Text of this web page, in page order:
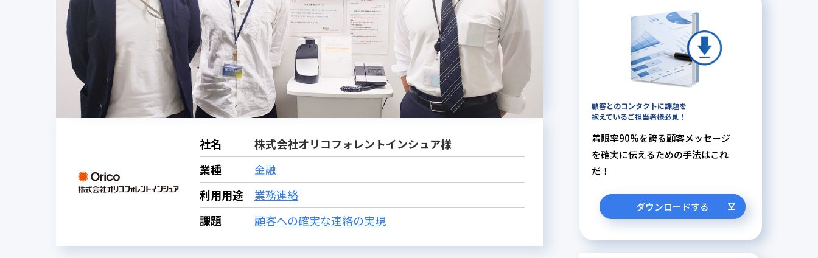
社名
株式会社オリコフォレントインシュア様
業種
金融
利用用途
業務連絡
課題
顧客への確実な連絡の実現
顧客とのコンタクトに課題を
抱えているご担当者様必見！
着眼率90%を誇る顧客メッセージ
を確実に伝えるための手法はこれ
だ！
ダウンロードする